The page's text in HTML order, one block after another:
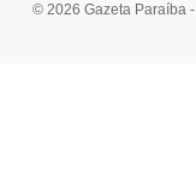
© 2026 Gazeta Paraíba -